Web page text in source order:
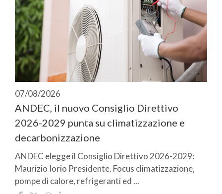
07/08/2026
ANDEC, il nuovo Consiglio Direttivo
2026-2029 punta su climatizzazione e
decarbonizzazione
ANDEC elegge il Consiglio Direttivo 2026-2029:
Maurizio Iorio Presidente. Focus climatizzazione,
pompe di calore, refrigeranti ed ...